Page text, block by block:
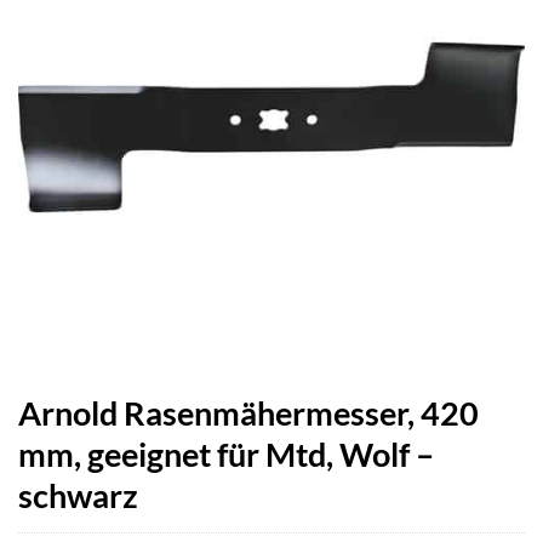
Arnold Rasenmähermesser, 420
mm, geeignet für Mtd, Wolf –
schwarz